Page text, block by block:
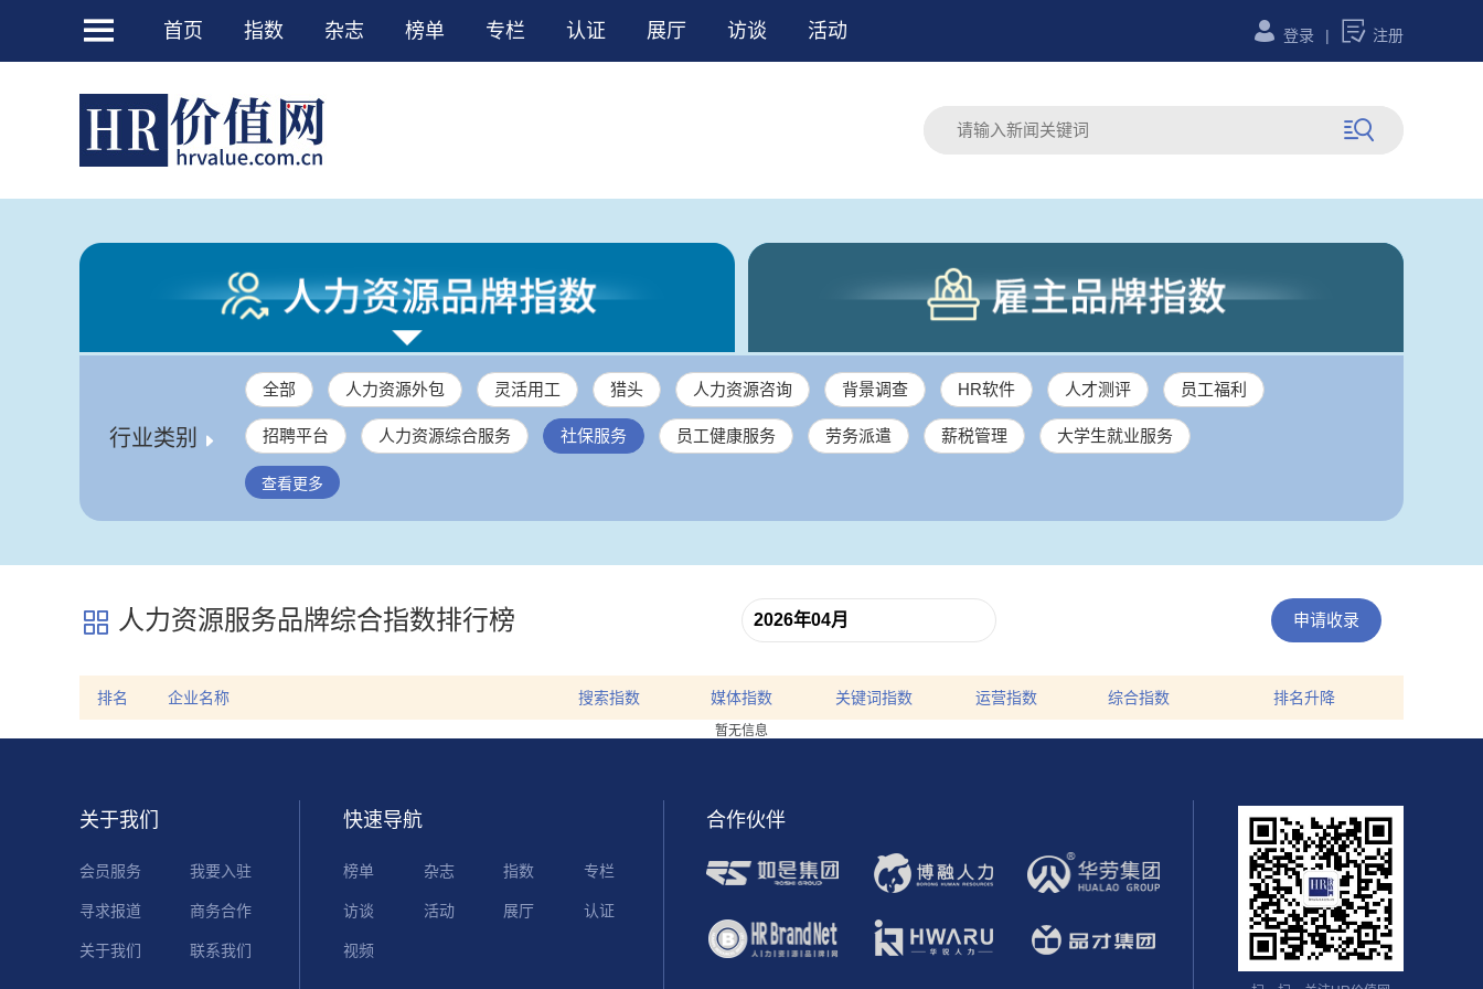
 首页 指数 杂志 榜单 专栏 认证 展厅 访谈 活动  登录 |  注册

行业类别 
全部 人力资源外包 灵活用工 猎头 人力资源咨询 背景调查 HR软件 人才测评 员工福利
招聘平台 人力资源综合服务 社保服务 员工健康服务 劳务派遣 薪税管理 大学生就业服务
人力资源服务产业园
查看更多
 人力资源服务品牌综合指数排行榜 申请收录
排名 企业名称 搜索指数 媒体指数 关键词指数 运营指数 综合指数 排名升降
暂无信息
关于我们
会员服务 我要入驻
寻求报道 商务合作
关于我们 联系我们
快速导航
榜单 杂志 指数 专栏
访谈 活动 展厅 认证
视频
合作伙伴